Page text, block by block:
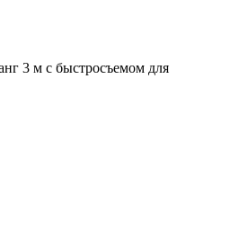
3 м с быстросъемом для